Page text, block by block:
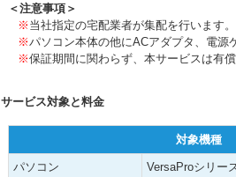
＜注意事項＞
※ 当社指定の宅配業者が集配を行います
※パソコン本体の他にACアダプタ、電源
※保証期間に関わらず、本サービスは有
サービス対象と料金
対象機種
パソコン VersaProシリー